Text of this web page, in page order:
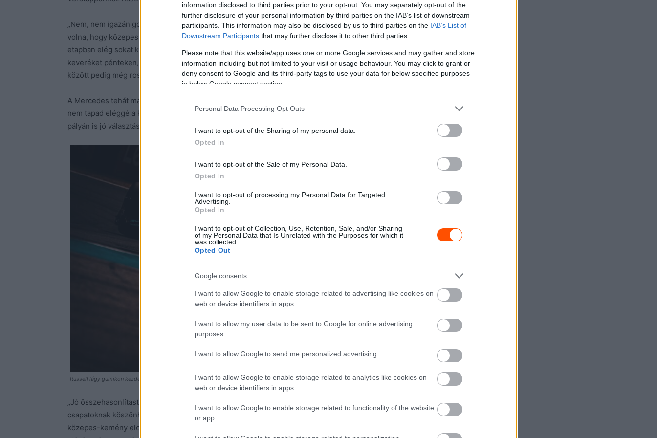
information disclosed to third parties prior to your opt-out. You may separately opt-out of the
further disclosure of your personal information by third parties on the IAB’s list of downstream
participants. This information may also be disclosed by us to third parties on the IAB’s List of
Downstream Participants that may further disclose it to other third parties.
Please note that this website/app uses one or more Google services and may gather and store
information including but not limited to your visit or usage behaviour. You may click to grant or
deny consent to Google and its third-party tags to use your data for below specified purposes
in below Google consent section.
Personal Data Processing Opt Outs
I want to opt-out of the Sharing of my personal data.
Opted In
I want to opt-out of the Sale of my Personal Data.
Opted In
I want to opt-out of processing my Personal Data for Targeted
Advertising.
Opted In
I want to opt-out of Collection, Use, Retention, Sale, and/or Sharing
of my Personal Data that Is Unrelated with the Purposes for which it
was collected.
Opted Out
Google consents
I want to allow Google to enable storage related to advertising like cookies on
web or device identifiers in apps.
I want to allow my user data to be sent to Google for online advertising
purposes.
I want to allow Google to send me personalized advertising.
I want to allow Google to enable storage related to analytics like cookies on
web or device identifiers in apps.
I want to allow Google to enable storage related to functionality of the website
or app.
„Nem, nem igazán gondoltunk az egy kiállásos stratégiára, mert ennek az egyetlen módja az lett
volna, hogy közepes keveréken kezdünk, majd feltesszük a kemény gumit, miközben mindkét
etapban elég sokat kellett volna óvni az abroncsokat, hogy eljussunk a célig. Kipróbáltuk a kemény
keveréket pénteken, és nem volt jó a tapadása. A vasárnap tapasztalt hűvösebb körülmények
között pedig még rosszabbra számítottunk” – ecsetelte Andrew Shovlin.
A Mercedes tehát már a pénteki hőségben, 50 fok feletti aszfalthőmérsékletnél úgy látta, hogy
nem tapad eléggé a kemény gumi, miközben a Ferrari vasárnap, esetenként 30 fokkal hűvösebb
pályán is jó választásnak tartotta azt.
Russell lágy gumikon kezdett Fotó: Makai Gergely Photography
„Jó összehasonlítást lehetett végezni az egy és a két kiállásos stratégia között azoknak a
csapatoknak köszönhetően, akiknek csak egy szett közepes gumijuk maradt. Az Alpine-ok
közepes-kemény elosztású egy kiállást, Lando Norris pedig lágy-közepes-kemény elosztású két